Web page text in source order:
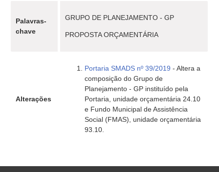
Palavras-
chave
GRUPO DE PLANEJAMENTO - GP
PROPOSTA ORÇAMENTÁRIA
Alterações
Portaria SMADS nº 39/2019 - Altera a
composição do Grupo de
Planejamento - GP instituído pela
Portaria, unidade orçamentária 24.10
e Fundo Municipal de Assistência
Social (FMAS), unidade orçamentária
93.10.